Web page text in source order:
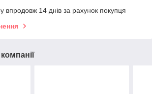
впродовж 14 днів за рахунок покупця